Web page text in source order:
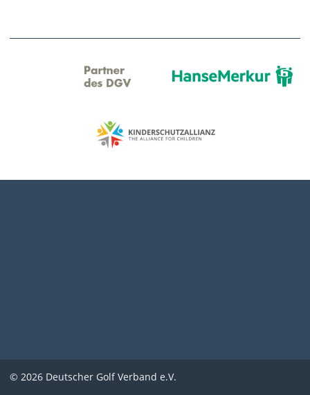
© 2026 Deutscher Golf Verband e.V.